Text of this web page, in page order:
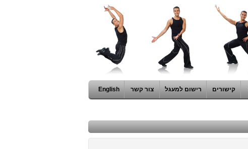
קישורים רישום למעגל צור קשר English